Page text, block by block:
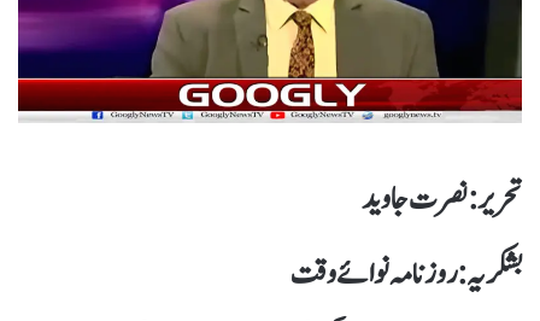
تحریر : نصرت جاوید
بشکریہ : روزنامہ نوائے وقت